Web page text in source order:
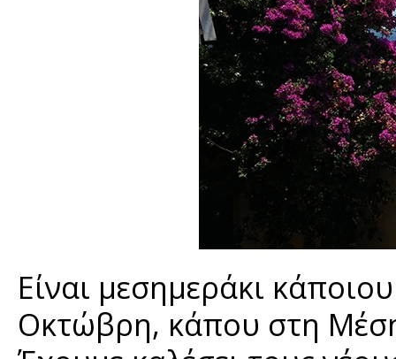
Είναι μεσημεράκι
Οκτώβρη, κάπου στη